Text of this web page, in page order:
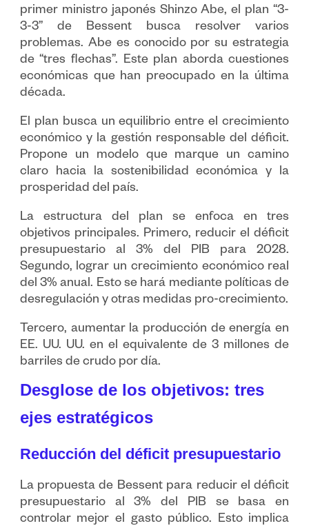
primer ministro japonés Shinzo Abe, el plan “3-
3-3” de Bessent busca resolver varios
problemas. Abe es conocido por su estrategia
de “tres flechas”. Este plan aborda cuestiones
económicas que han preocupado en la última
década.
El plan busca un equilibrio entre el crecimiento
económico y la gestión responsable del déficit.
Propone un modelo que marque un camino
claro hacia la sostenibilidad económica y la
prosperidad del país.
La estructura del plan se enfoca en tres
objetivos principales. Primero, reducir el déficit
presupuestario al 3% del PIB para 2028.
Segundo, lograr un crecimiento económico real
del 3% anual. Esto se hará mediante políticas de
desregulación y otras medidas pro-crecimiento.
Tercero, aumentar la producción de energía en
EE. UU. UU. en el equivalente de 3 millones de
barriles de crudo por día.
Desglose de los objetivos: tres
ejes estratégicos
Reducción del déficit presupuestario
La propuesta de Bessent para reducir el déficit
presupuestario al 3% del PIB se basa en
controlar mejor el gasto público. Esto implica